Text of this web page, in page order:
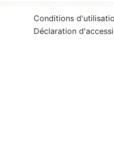
Conditions
Déclaration